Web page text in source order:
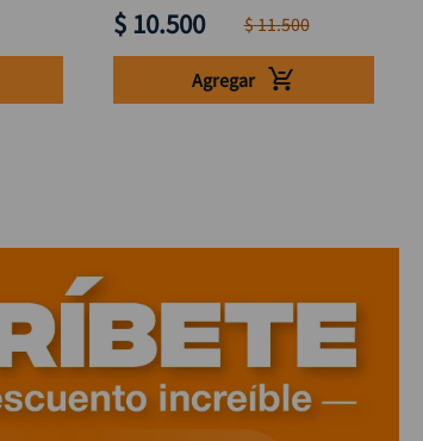
$ 10.500 $11.500
Agregar